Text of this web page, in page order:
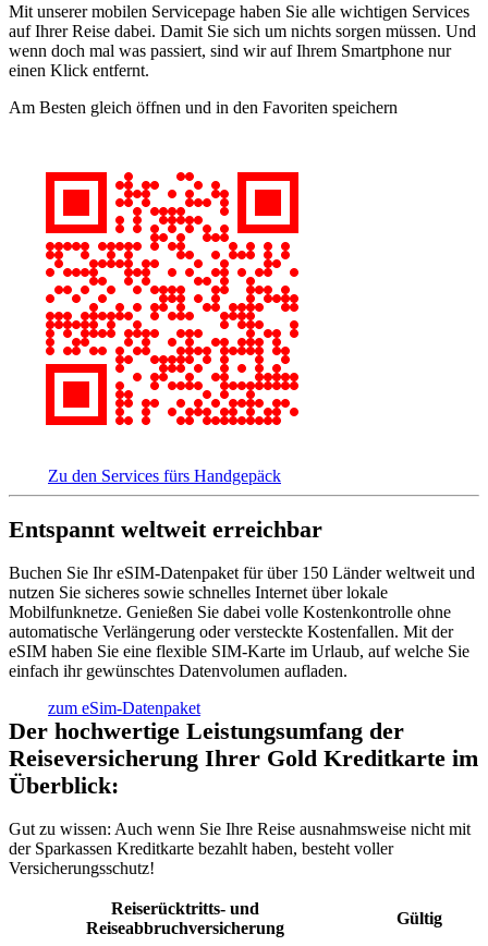
Mit unserer mobilen Servicepage haben Sie alle wichtigen Services
auf Ihrer Reise dabei. Damit Sie sich um nichts sorgen müssen. Und
wenn doch mal was passiert, sind wir auf Ihrem Smartphone nur
einen Klick entfernt.
Am Besten gleich öffnen und in den Favoriten speichern
Zu den Services fürs Handgepäck
Entspannt weltweit erreichbar
Buchen Sie Ihr eSIM-Datenpaket für über 150 Länder weltweit und
nutzen Sie sicheres sowie schnelles Internet über lokale
Mobilfunknetze. Genießen Sie dabei volle Kostenkontrolle ohne
automatische Verlängerung oder versteckte Kostenfallen. Mit der
eSIM haben Sie eine flexible SIM-Karte im Urlaub, auf welche Sie
einfach ihr gewünschtes Datenvolumen aufladen.
zum eSim-Datenpaket
Der hochwertige Leistungsumfang der
Reiseversicherung Ihrer Gold Kreditkarte im
Überblick:
Gut zu wissen: Auch wenn Sie Ihre Reise ausnahmsweise nicht mit
der Sparkassen Kreditkarte bezahlt haben, besteht voller
Versicherungsschutz!
Reiserücktritts- und
Reiseabbruchversicherung
Gültig